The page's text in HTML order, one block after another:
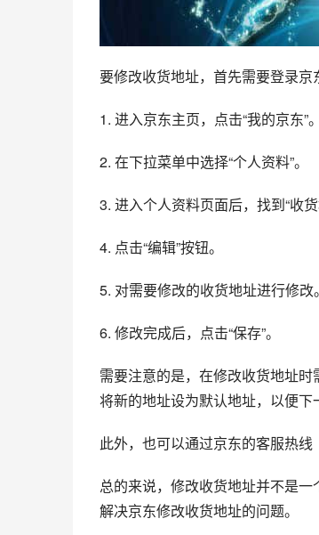
要修改收货地址，首先需要登录京
1. 进入京东主页，点击“我的京东”。
2. 在下拉菜单中选择“个人资料”。
3. 进入个人资料页面后，找到“收货
4. 点击“编辑”按钮。
5. 对需要修改的收货地址进行修改。
6. 修改完成后，点击“保存”。
需要注意的是，在修改收货地址
将新的地址设为默认地址，以便下
此外，也可以通过京东的客服热
总的来说，修改收货地址并不是
解决京东修改收货地址的问题。